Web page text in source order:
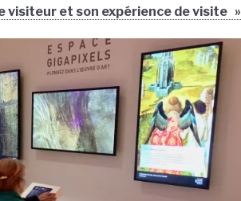
visiteur et son expérience de visite »